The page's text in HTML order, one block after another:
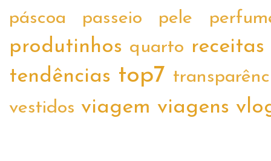
páscoa
passeio pele
produtinhos quarto receitas
tendências top7
vestidos viagem viagens